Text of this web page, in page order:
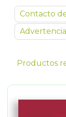
Contacto
Productos